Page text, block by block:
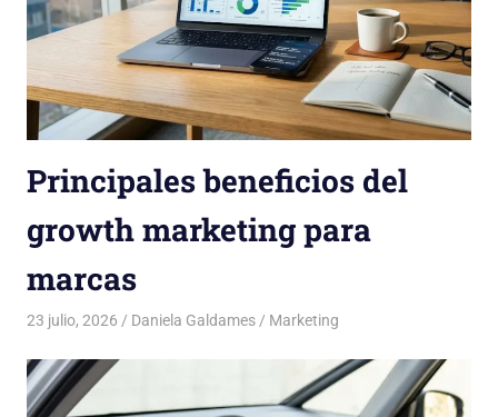
Principales beneficios del
growth marketing para
marcas
23 julio, 2026 Daniela Galdames Marketing